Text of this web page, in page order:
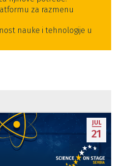
za razmenu
nauke i tehnologije u
JUL
21